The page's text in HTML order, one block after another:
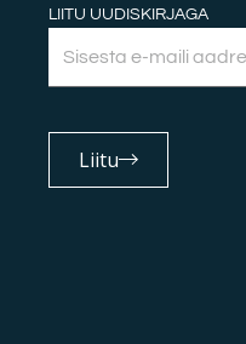
LIITU UUDISKIRJAGA
Liitu